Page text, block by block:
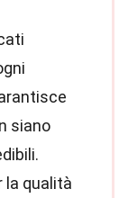
siano
la qualità